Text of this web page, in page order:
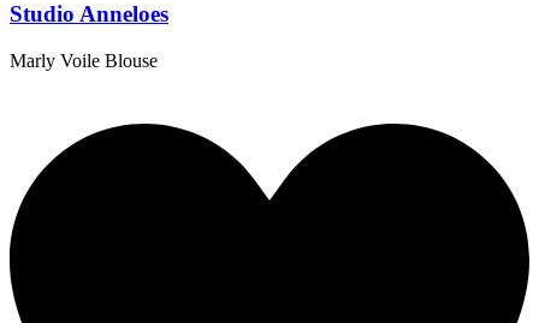
Studio Anneloes
Marly Voile Blouse